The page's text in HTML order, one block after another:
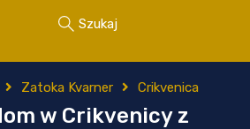
Szukaj
Zatoka Kvarner Crikvenica
w Crikvenicy z